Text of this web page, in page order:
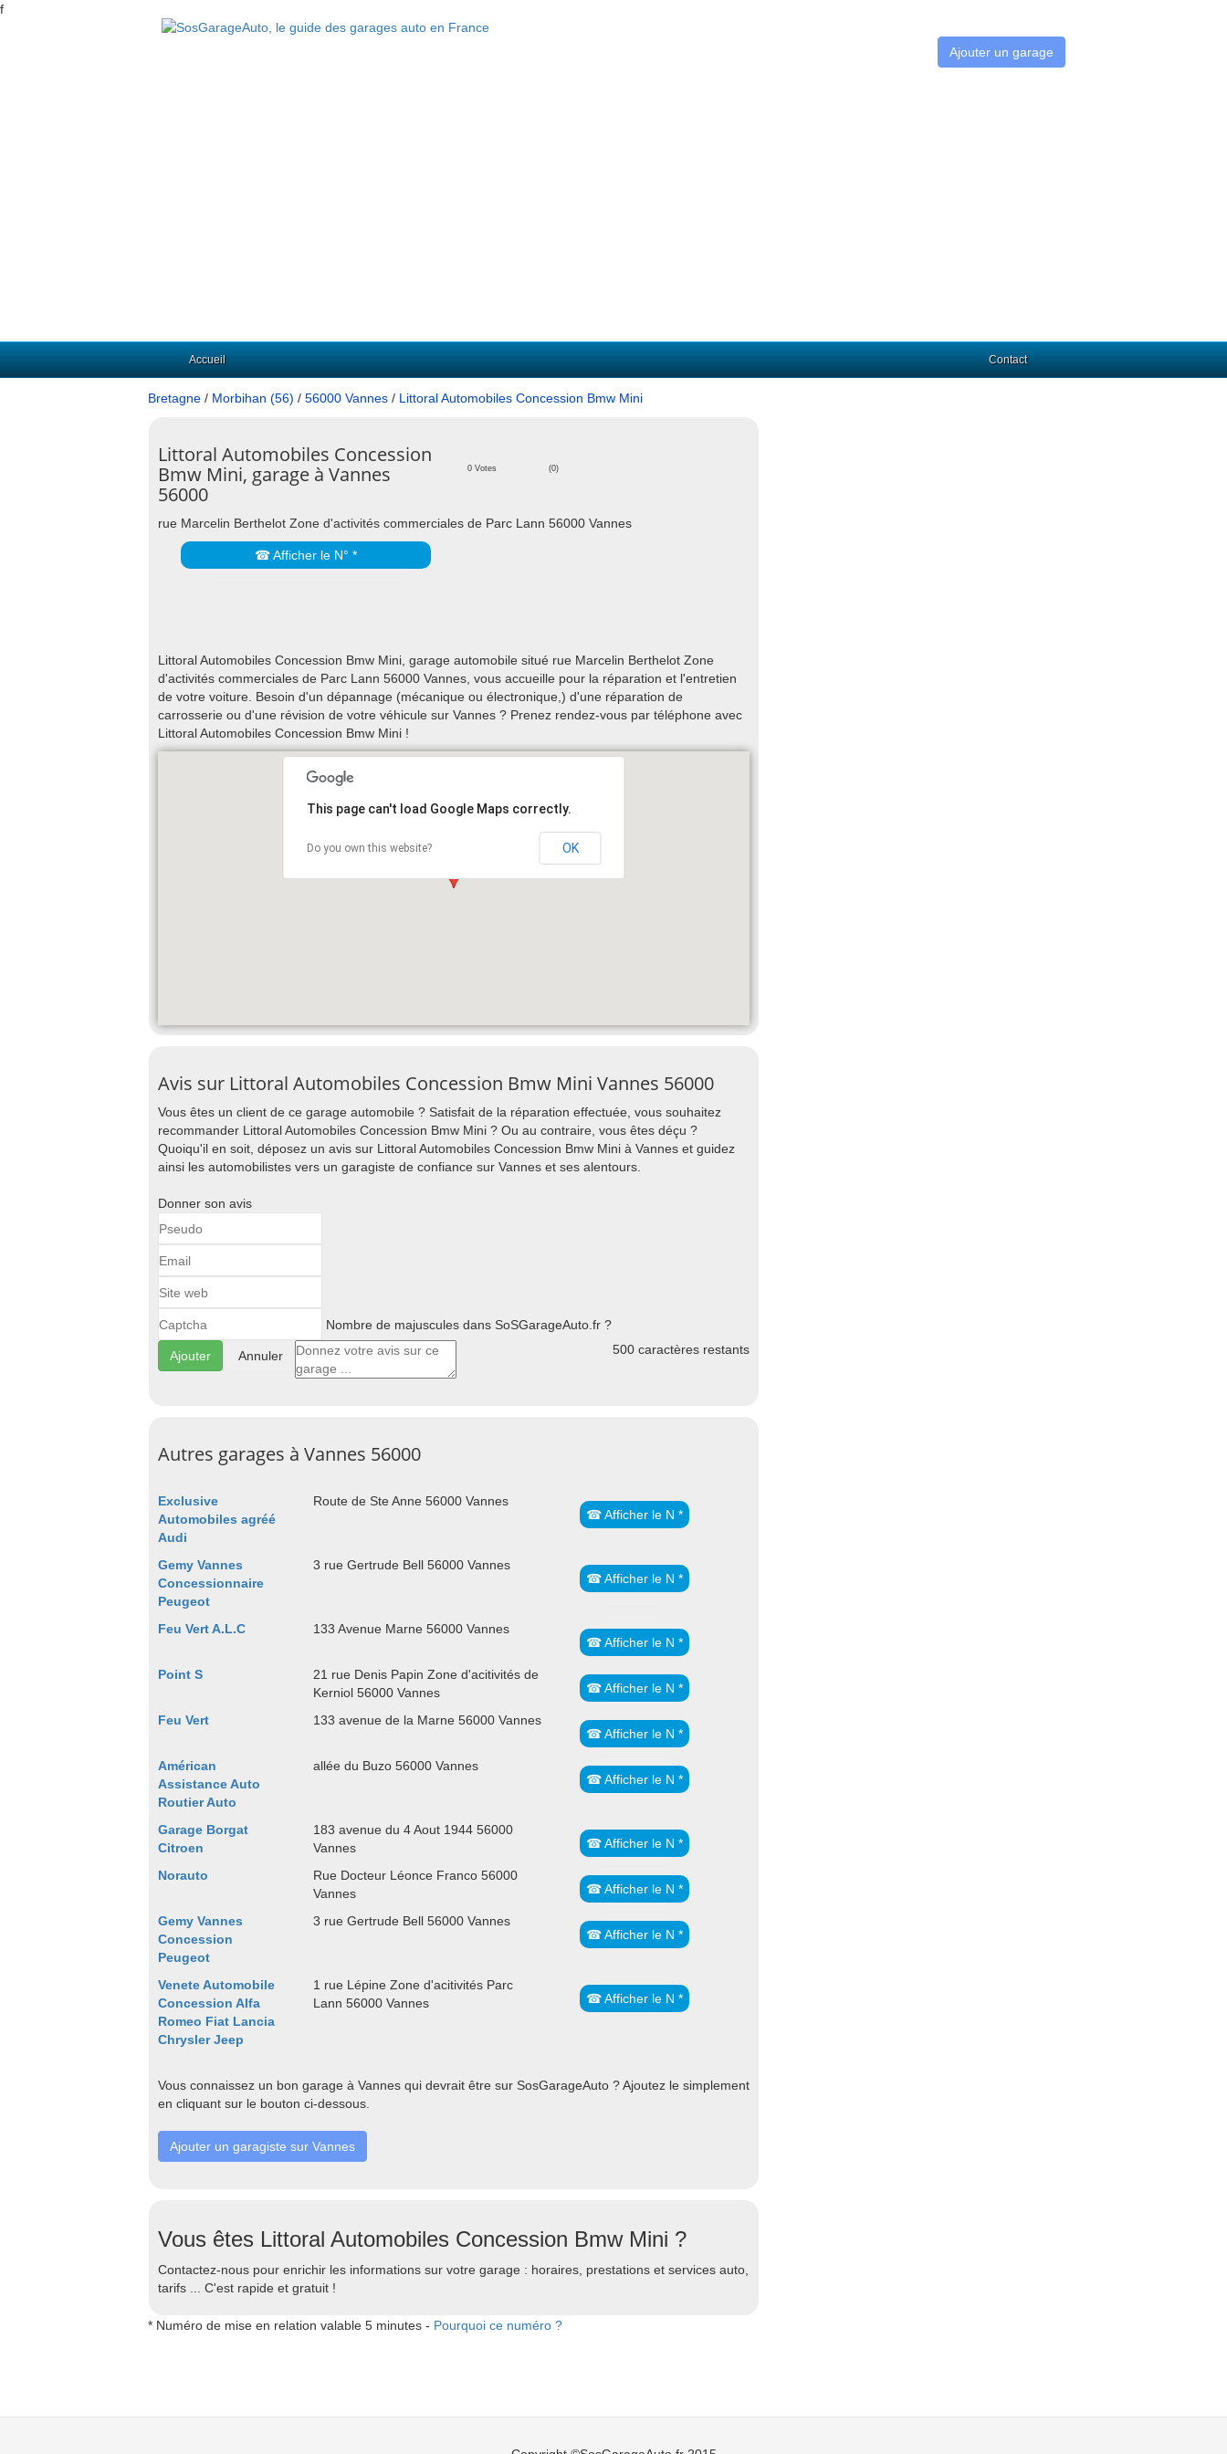
f
Ajouter un garage
Accueil Contact
Bretagne / Morbihan (56) / 56000 Vannes / Littoral Automobiles Concession Bmw Mini
Littoral Automobiles Concession
Bmw Mini, garage à Vannes
56000
0 Votes (0)
rue Marcelin Berthelot Zone d'activités commerciales de Parc Lann 56000 Vannes
☎ Afficher le N° *
Littoral Automobiles Concession Bmw Mini, garage automobile situé rue Marcelin Berthelot Zone
d'activités commerciales de Parc Lann 56000 Vannes, vous accueille pour la réparation et l'entretien
de votre voiture. Besoin d'un dépannage (mécanique ou électronique,) d'une réparation de
carrosserie ou d'une révision de votre véhicule sur Vannes ? Prenez rendez-vous par téléphone avec
Littoral Automobiles Concession Bmw Mini !
This page can't load Google Maps correctly.
Do you own this website? OK
Avis sur Littoral Automobiles Concession Bmw Mini Vannes 56000
Vous êtes un client de ce garage automobile ? Satisfait de la réparation effectuée, vous souhaitez
recommander Littoral Automobiles Concession Bmw Mini ? Ou au contraire, vous êtes déçu ?
Quoiqu'il en soit, déposez un avis sur Littoral Automobiles Concession Bmw Mini à Vannes et guidez
ainsi les automobilistes vers un garagiste de confiance sur Vannes et ses alentours.
Donner son avis
Nombre de majuscules dans SoSGarageAuto.fr ?
Annuler 500 caractères restants
Autres garages à Vannes 56000
Exclusive
Automobiles agréé
Audi
Route de Ste Anne 56000 Vannes
☎ Afficher le N *
Gemy Vannes
Concessionnaire
Peugeot
3 rue Gertrude Bell 56000 Vannes
☎ Afficher le N *
Feu Vert A.L.C
133 Avenue Marne 56000 Vannes
☎ Afficher le N *
Point S
21 rue Denis Papin Zone d'acitivités de
Kerniol 56000 Vannes
☎ Afficher le N *
Feu Vert
133 avenue de la Marne 56000 Vannes
☎ Afficher le N *
Américan
Assistance Auto
Routier Auto
allée du Buzo 56000 Vannes
☎ Afficher le N *
Garage Borgat
Citroen
183 avenue du 4 Aout 1944 56000
Vannes
☎ Afficher le N *
Norauto
Rue Docteur Léonce Franco 56000
Vannes
☎ Afficher le N *
Gemy Vannes
Concession
Peugeot
3 rue Gertrude Bell 56000 Vannes
☎ Afficher le N *
Venete Automobile
Concession Alfa
Romeo Fiat Lancia
Chrysler Jeep
1 rue Lépine Zone d'acitivités Parc
Lann 56000 Vannes
☎ Afficher le N *
Vous connaissez un bon garage à Vannes qui devrait être sur SosGarageAuto ? Ajoutez le simplement
en cliquant sur le bouton ci-dessous.
Ajouter un garagiste sur Vannes
Vous êtes Littoral Automobiles Concession Bmw Mini ?
Contactez-nous pour enrichir les informations sur votre garage : horaires, prestations et services auto,
tarifs ... C'est rapide et gratuit !
* Numéro de mise en relation valable 5 minutes - Pourquoi ce numéro ?